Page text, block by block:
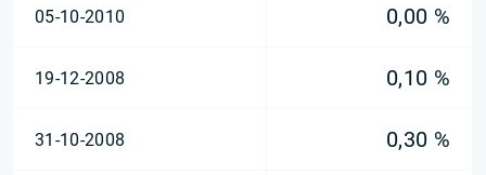
05-10-2010 0,00 %
19-12-2008 0,10 %
31-10-2008 0,30 %